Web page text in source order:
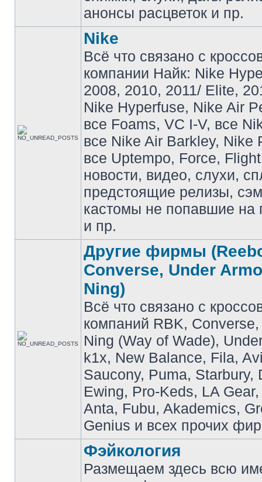
анонсы расцветок и пр.
Nike
Всё что связано с
компании Найк: Nike
2008, 2010, 2011/ Elite,
Nike Hyperfuse, Nike Air
все Foams, VC I-V, все
все Nike Air Barkley, Nike
все Uptempo, Force,
новости, видео, слухи,
предстоящие релизы,
кастомы не попавшие на
и пр.
Другие фирмы
Converse, Under
Ning)
Всё что связано с
компаний RBK,
Ning (Way of Wade),
k1x, New Balance, Fila,
Saucony, Puma, Starbury,
Ewing, Pro-Keds, LA
Anta, Fubu, Akademics,
Genius и всех прочих
Фэйкология
Размещаем здесь всю